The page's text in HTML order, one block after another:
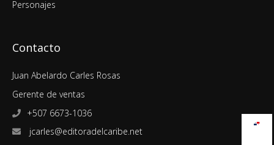
Personajes
Contacto
Juan Abelardo Carles Rosas
Gerente de ventas
+507 6673-1036
jcarles@editoradelcaribe.net